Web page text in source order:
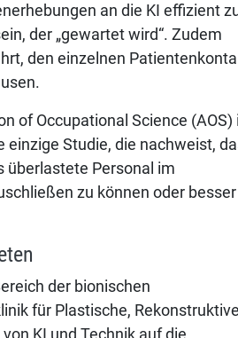
an die KI effizient
der „gewartet wird“. Zudem
den einzelnen
of Occupational Science (AOS)
einzige Studie, die nachweist,
überlastete Personal im
zu können oder besser
der bionischen
für Plastische,